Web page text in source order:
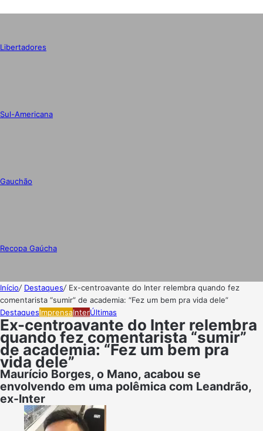
Libertadores
Sul-Americana
Gauchão
Recopa Gaúcha
Início/ Destaques/ Ex-centroavante do Inter relembra quando fez
comentarista “sumir” de academia: “Fez um bem pra vida dele”
DestaquesImprensaInterÚltimas
Ex-centroavante do Inter relembra
quando fez comentarista “sumir”
de academia: “Fez um bem pra
vida dele”
Maurício Borges, o Mano, acabou se
envolvendo em uma polêmica com Leandrão,
ex-Inter